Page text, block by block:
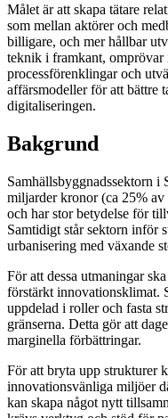
Målet är att skapa tätare
som mellan aktörer och
billigare, och mer hållbar
teknik i framkant, omprövar
processförenklingar och
affärsmodeller för att bättre
digitaliseringen.
Bakgrund
Samhällsbyggnadssektorn i
miljarder kronor (ca 25% av
och har stor betydelse för
Samtidigt står sektorn inför
urbanisering med växande
För att dessa utmaningar
förstärkt innovationsklimat.
uppdelad i roller och fasta
gränserna. Detta gör att
marginella förbättringar.
För att bryta upp strukturer
innovationsvänliga miljöer
kan skapa något nytt